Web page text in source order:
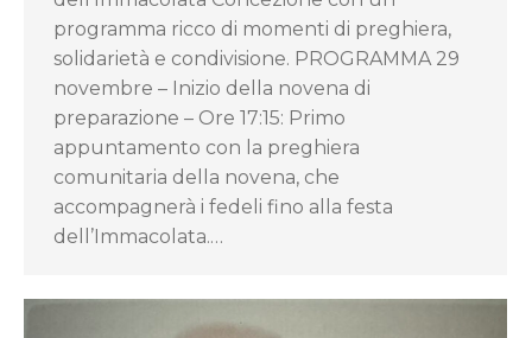
programma ricco di momenti di preghiera,
solidarietà e condivisione. PROGRAMMA 29
novembre – Inizio della novena di
preparazione – Ore 17:15: Primo
appuntamento con la preghiera
comunitaria della novena, che
accompagnerà i fedeli fino alla festa
dell’Immacolata.…